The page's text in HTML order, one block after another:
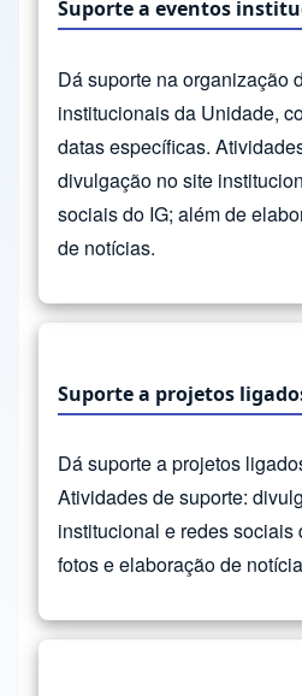
Suporte a eventos
Dá suporte na organização
institucionais da Unidade,
datas específicas.
divulgação no site
sociais do IG; além de
de notícias.
Suporte a projetos
Dá suporte a projetos
Atividades de suporte:
institucional e redes sociais
fotos e elaboração de